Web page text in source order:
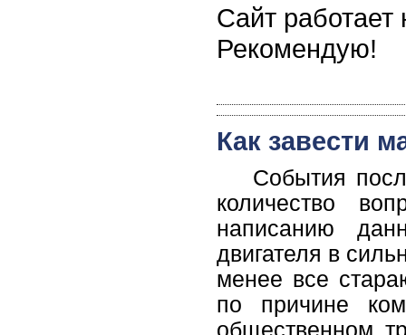
Сайт
Рекомендую!
Как завести
События
количество
написанию
двигателя в
менее все
по причине
общественном